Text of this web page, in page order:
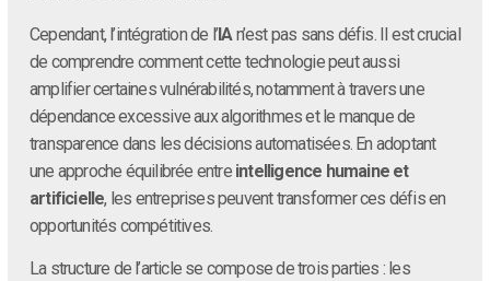
Cependant, l’intégration de l’IAn’est pas sans défis. Il est crucial
de comprendre comment cette technologie peut aussi
amplifier certaines vulnérabilités, notamment à travers une
dépendance excessive aux algorithmes et le manque de
transparence dans les décisions automatisées. En adoptant
une approche équilibrée entre intelligence humaine et
artificielle, les entreprises peuvent transformer ces défis en
opportunités compétitives.
La structure de l’article se compose de trois parties : les